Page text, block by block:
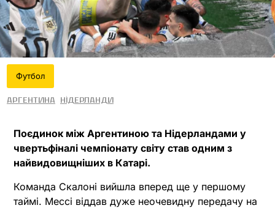
Футбол
Аргентина Нідерланди
Поєдинок між Аргентиною та Нідерландами у
чвертьфіналі чемпіонату світу став одним з
найвидовищніших в Катарі.
Команда Скалоні вийшла вперед ще у першому
таймі. Мессі віддав дуже неочевидну передачу на